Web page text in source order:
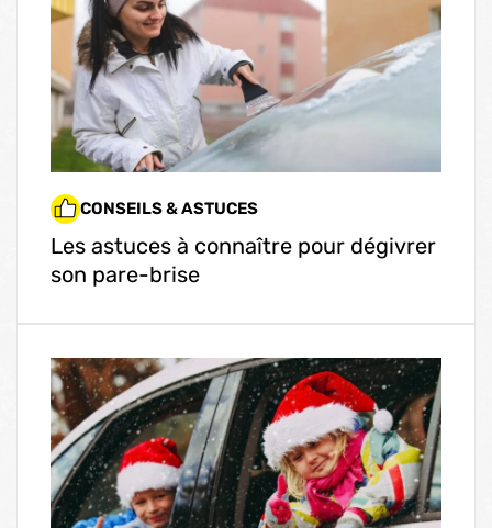
CONSEILS & ASTUCES
Les astuces à connaître pour dégivrer
son pare-brise